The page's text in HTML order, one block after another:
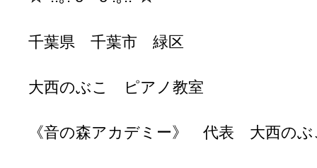
千葉県 千葉市 緑区
大西のぶこ ピアノ教室
《音の森アカデミー》 代表 大西のぶ